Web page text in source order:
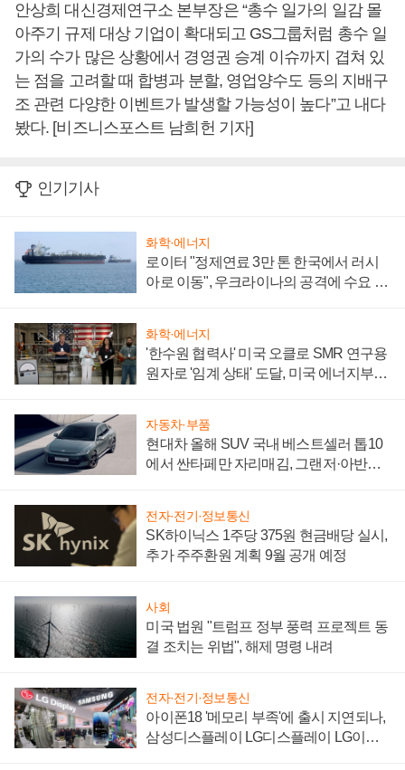
안상희 대신경제연구소 본부장은 “총수 일가의 일감 몰
아주기 규제 대상 기업이 확대되고 GS그룹처럼 총수 일
가의 수가 많은 상황에서 경영권 승계 이슈까지 겹쳐 있
는 점을 고려할 때 합병과 분할, 영업양수도 등의 지배구
조 관련 다양한 이벤트가 발생할 가능성이 높다”고 내다
봤다. [비즈니스포스트 남희헌 기자]
인기기사
화학·에너지
로이터 "정제연료 3만 톤 한국에서 러시
아로 이동", 우크라이나의 공격에 수요 늘
화학·에너지
'한수원 협력사' 미국 오클로 SMR 연구용
원자로 '임계 상태' 도달, 미국 에너지부
자동차·부품
현대차 올해 SUV 국내 베스트셀러 톱10
에서 싼타페만 자리매김, 그랜저·아반떼
전자·전기·정보통신
SK하이닉스 1주당 375원 현금배당 실시,
추가 주주환원 계획 9월 공개 예정
사회
미국 법원 "트럼프 정부 풍력 프로젝트 동
결 조치는 위법", 해제 명령 내려
전자·전기·정보통신
아이폰18 '메모리 부족'에 출시 지연되나,
삼성디스플레이 LG디스플레이 LG이노